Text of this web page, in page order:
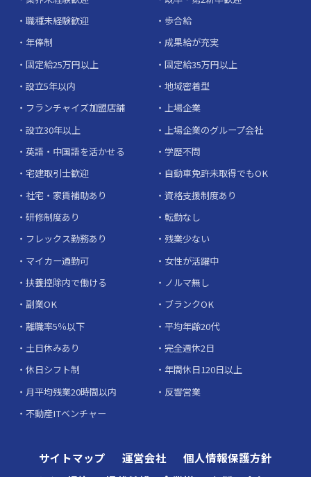
職種未経験歓迎
歩合給
年俸制
成果給が充実
固定給25万円以上
固定給35万円以上
設立5年以内
地域密着型
フランチャイズ加盟店舗
上場企業
設立30年以上
上場企業のグループ会社
英語・中国語を活かせる
学歴不問
宅建取引士歓迎
自動車免許未取得でもOK
社宅・家賃補助あり
資格支援制度あり
研修制度あり
転勤なし
フレックス勤務あり
残業少ない
マイカー通勤可
女性が活躍中
扶養控除内で働ける
ノルマ無し
副業OK
ブランクOK
離職率5％以下
平均年齢20代
土日休みあり
完全週休2日
休日シフト制
年間休日120日以上
月平均残業20時間以内
反響営業
不動産ITベンチャー
サイトマップ 運営会社
個人情報保護方針